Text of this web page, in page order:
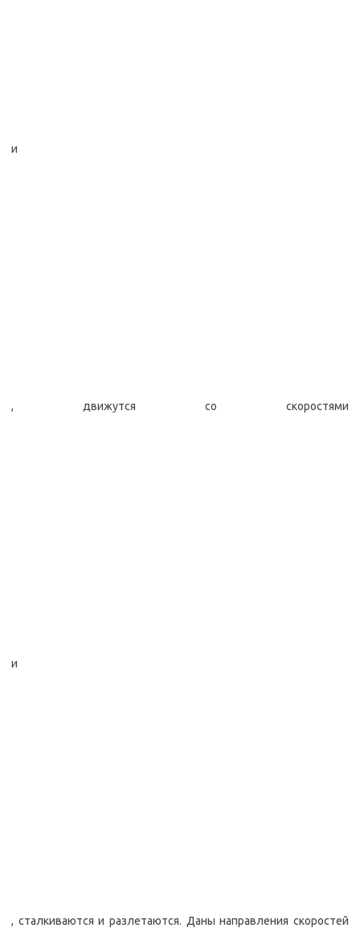
и
, движутся со скоростями
и
, сталкиваются и разлетаются. Даны направления скоростей